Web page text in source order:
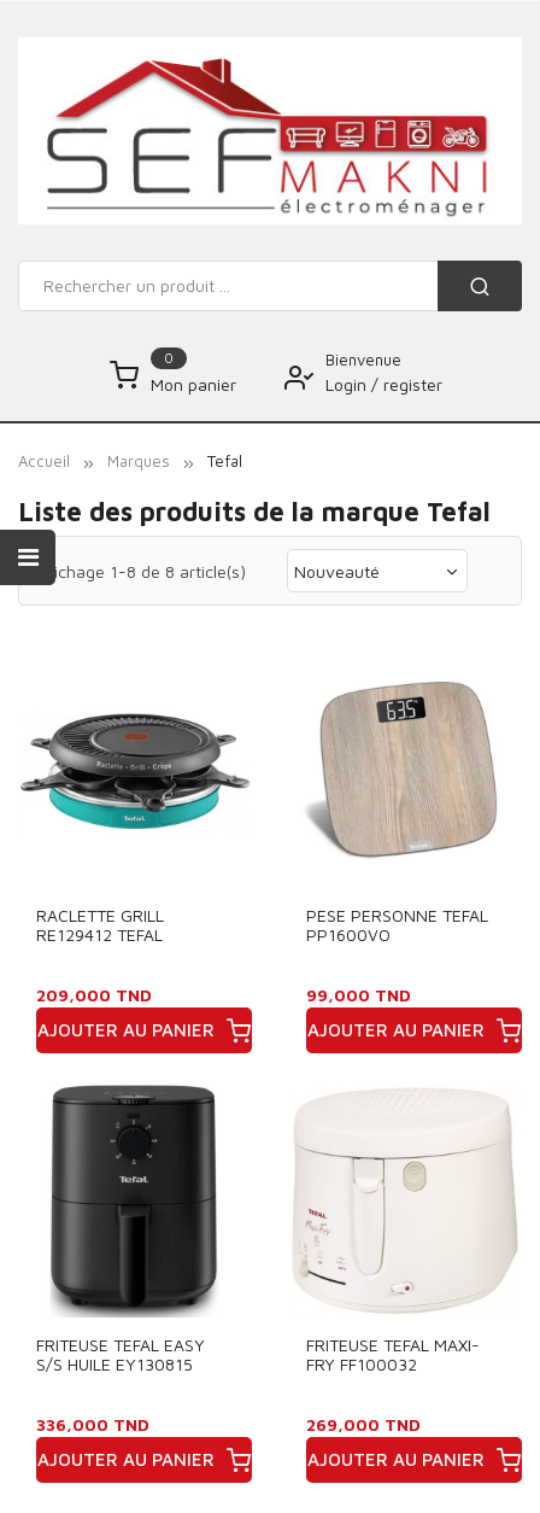
0
Mon panier
Bienvenue
Login / register
Accueil Marques Tefal
Liste des produits de la marque Tefal
Affichage 1-8 de 8 article(s) Nouveauté
RACLETTE GRILL
RE129412 TEFAL
209,000 TND
AJOUTER AU PANIER
PESE PERSONNE TEFAL
PP1600VO
99,000 TND
AJOUTER AU PANIER
FRITEUSE TEFAL EASY
S/S HUILE EY130815
336,000 TND
AJOUTER AU PANIER
FRITEUSE TEFAL MAXI-
FRY FF100032
269,000 TND
AJOUTER AU PANIER